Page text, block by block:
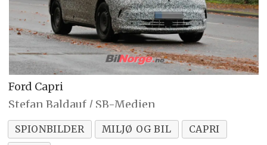
Ford Capri
Stefan Baldauf / SB-Medien
SPIONBILDER MILJØ OG BIL
CAPRI